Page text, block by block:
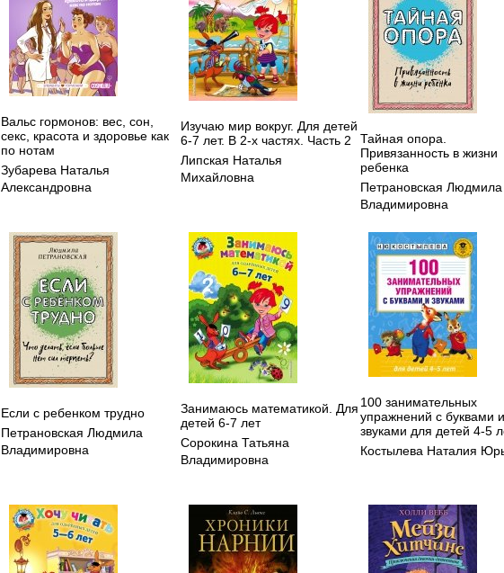
Вальс гормонов: вес, сон,
секс, красота и здоровье как
по нотам
Зубарева Наталья
Александровна
Изучаю мир вокруг. Для детей
6-7 лет. В 2-х частях. Часть 2
Липская Наталья
Михайловна
Тайная опора.
Привязанность в жизни
ребенка
Петрановская Людмила
Владимировна
Если с ребенком трудно
Петрановская Людмила
Владимировна
Занимаюсь математикой. Для
детей 6-7 лет
Сорокина Татьяна
Владимировна
100 занимательных
упражнений с буквами и
звуками для детей 4-5
Костылева Наталия